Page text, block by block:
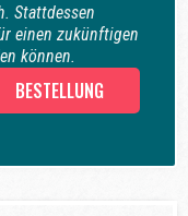
Stattdessen
einen zukünftigen
können.
BESTELLUNG